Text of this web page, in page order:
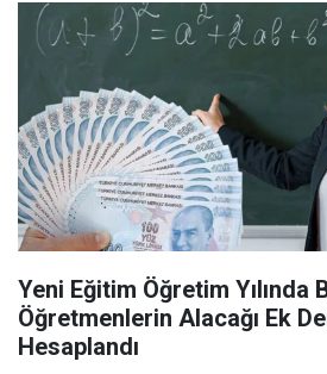
Yeni Eğitim Öğretim Yılında
Öğretmenlerin Alacağı Ek
Hesaplandı